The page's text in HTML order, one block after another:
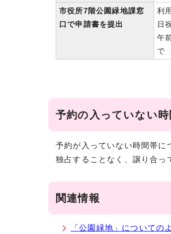
市役所7階公園緑地課窓
口で申請書を提出
利
日
午
で
予約の入っていない
予約が入っていない時間帯に
独占することなく、譲り合っ
関連情報
「公園緑地」についての